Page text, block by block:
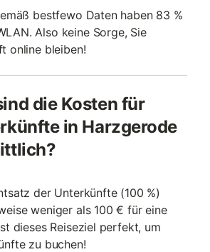
bestfewo Daten haben 83 %
Also keine Sorge, Sie
online bleiben!
die Kosten für
in Harzgerode
der Unterkünfte (100 %)
weniger als 100 € für eine
dieses Reiseziel perfekt, um
zu buchen!